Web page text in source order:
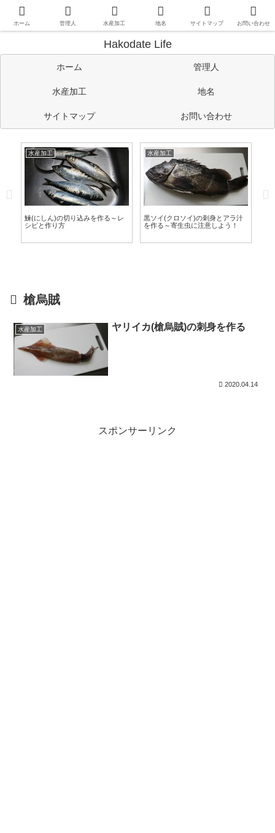
ています。
Hakodate Life
ホーム 管理人
水産加工 地名
サイトマップ お問い合わせ
水産加工
鰊(にしん)の切り込みを作る～レ
シピと作り方
水産加工
黒ソイ(クロソイ)の刺身とアラ汁
を作る～寄生虫に注意しよう！
槍烏賊
水産加工 ヤリイカ(槍烏賊)の刺身を作る
2020.04.14
スポンサーリンク
ホーム 管理人 水産加工 地名 サイトマップ お問い合わせ